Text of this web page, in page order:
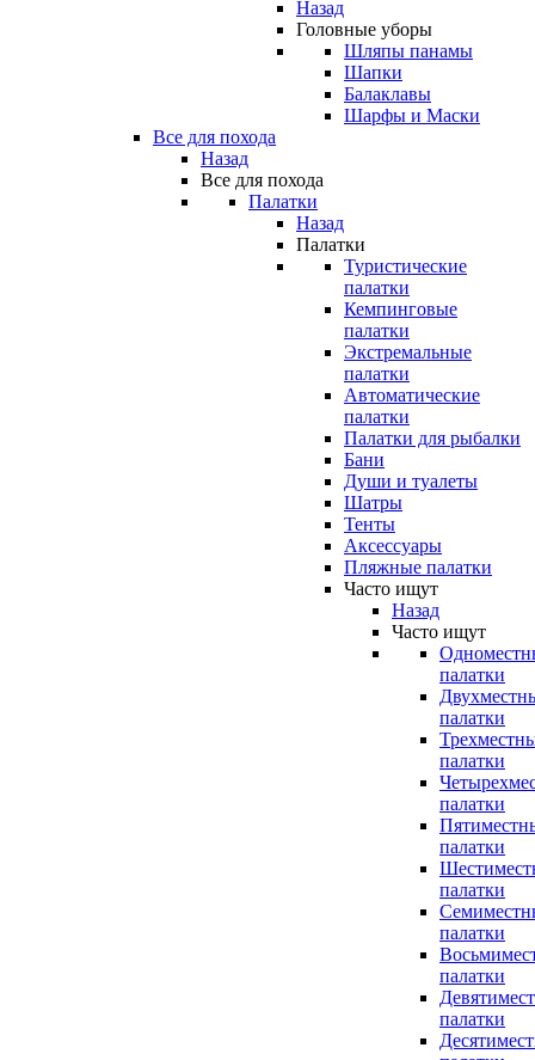
Назад
Головные уборы
Шляпы панамы
Шапки
Балаклавы
Шарфы и Маски
Все для похода
Назад
Все для похода
Палатки
Назад
Палатки
Туристические
палатки
Кемпинговые
палатки
Экстремальные
палатки
Автоматические
палатки
Палатки для рыбалки
Бани
Души и туалеты
Шатры
Тенты
Аксессуары
Пляжные палатки
Часто ищут
Назад
Часто ищут
палатки
палатки
палатки
палатки
палатки
палатки
палатки
палатки
палатки